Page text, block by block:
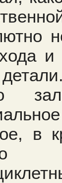
и
в